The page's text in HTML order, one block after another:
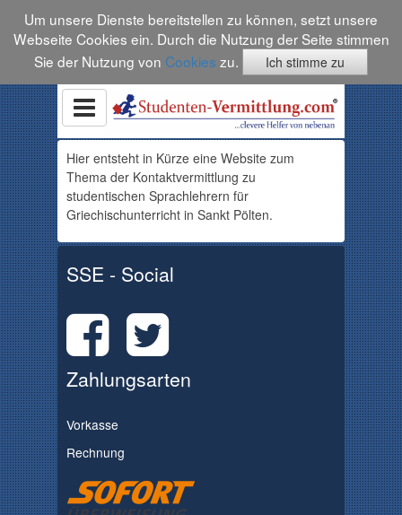
Um unsere Dienste bereitstellen zu können, setzt unsere
Webseite Cookies ein. Durch die Nutzung der Seite stimmen
Sie der Nutzung von Cookies zu. Ich stimme zu
Hier entsteht in Kürze eine Website zum
Thema der Kontaktvermittlung zu
studentischen Sprachlehrern für
Griechischunterricht in Sankt Pölten.
SSE - Social
Zahlungsarten
Vorkasse
Rechnung